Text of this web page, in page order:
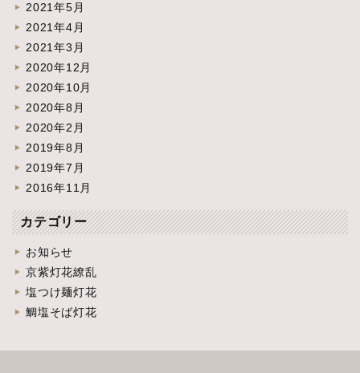
2021年5月
2021年4月
2021年3月
2020年12月
2020年10月
2020年8月
2020年2月
2019年8月
2019年7月
2016年11月
カテゴリー
お知らせ
京紫灯花繚乱
塩つけ麺灯花
鯛塩そば灯花